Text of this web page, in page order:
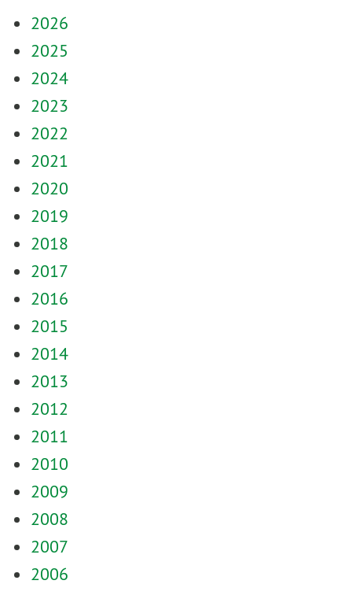
2026
2025
2024
2023
2022
2021
2020
2019
2018
2017
2016
2015
2014
2013
2012
2011
2010
2009
2008
2007
2006